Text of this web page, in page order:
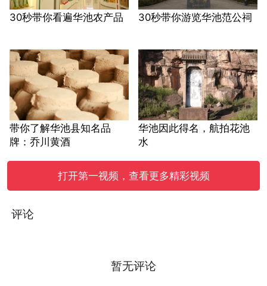
30秒带你看遍华池农产品 30秒带你游览华池范公祠
带你了解华池县知名品
牌：乔川黄酒
华池因此得名，航拍花池
水
打开第一视频，查看更多精彩视频
评论
暂无评论